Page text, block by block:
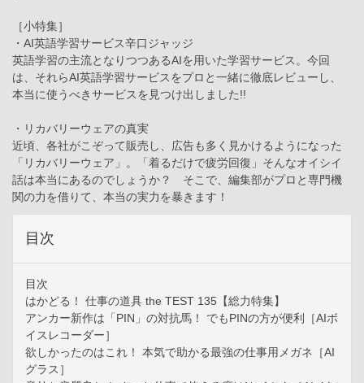
［小特集］
・AI英語学習サービス辛口ジャッジ
英語学習の主流となりつつあるAIを用いた学習サービス。今回
は、それらAI英語学習サービスをプロと一緒に徹底レビューし、
本当に使うべきサービスを見つけ出しました!!
・リカバリーウェアの真実
近頃、各社がこぞって販売し、広告も多く見かけるようになった
「リカバリーウェア」。「着るだけで疲労回復」そんなオイシイ
話は本当にあるのでしょうか？ そこで、編集部がプロと専門機
関の力を借りて、本当の実力を暴きます！
目次
目次
はかどる！ 仕事の道具 the TEST 135【総力特集】
アンカー新作は「PIN」の対抗馬！ でもPINの方が便利［AIボ
イスレコーダー］
欲しかったのはこれ！ 本気で助かる最強の仕事用メガネ［AI
グラス］